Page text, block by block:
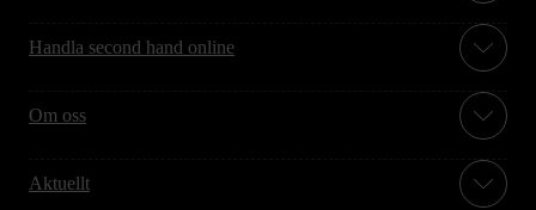
Handla second hand online
Om oss
Aktuellt